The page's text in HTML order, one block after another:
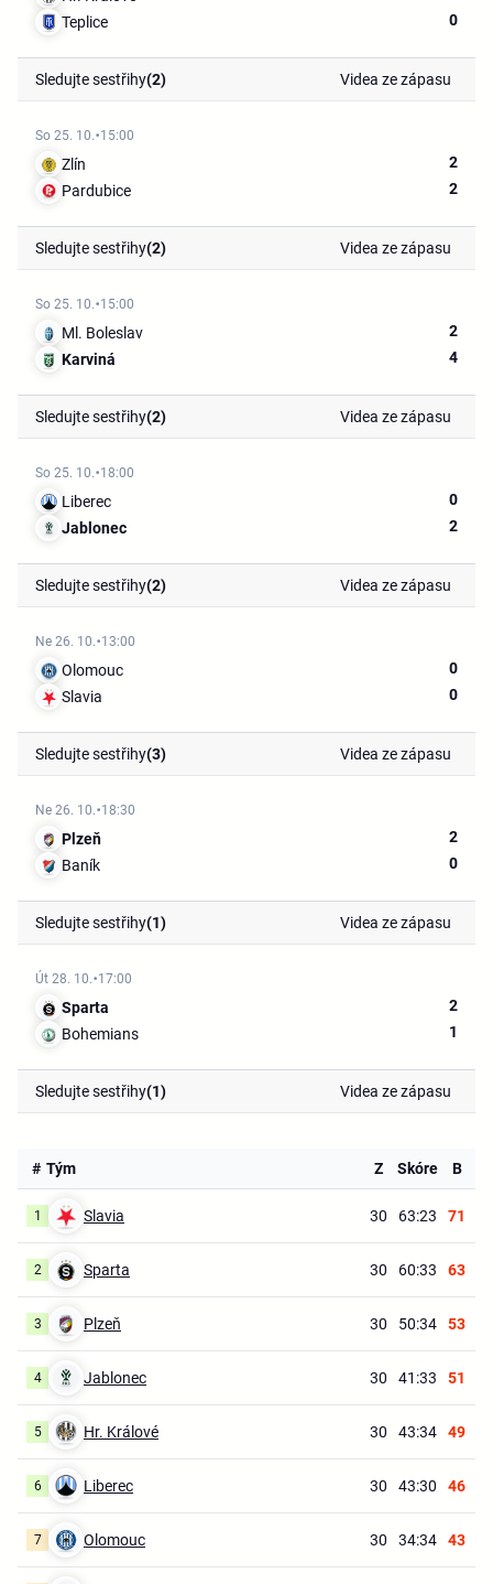
Teplice
0
Sledujte sestřihy(2) Videa ze zápasu
So 25. 10. 15:00
Zlín
2
Pardubice
2
Sledujte sestřihy(2) Videa ze zápasu
So 25. 10. 15:00
Ml. Boleslav
2
Karviná
4
Sledujte sestřihy(2) Videa ze zápasu
So 25. 10. 18:00
Liberec
0
Jablonec
2
Sledujte sestřihy(2) Videa ze zápasu
Ne 26. 10. 13:00
Olomouc
0
Slavia
0
Sledujte sestřihy(3) Videa ze zápasu
Ne 26. 10. 18:30
Plzeň
2
Baník
0
Sledujte sestřihy(1) Videa ze zápasu
Út 28. 10. 17:00
Sparta
2
Bohemians
1
Sledujte sestřihy(1) Videa ze zápasu
# Tým Z Skóre B
1 Slavia 30 63:23 71
2 Sparta 30 60:33 63
3 Plzeň 30 50:34 53
4 Jablonec 30 41:33 51
5 Hr. Králové 30 43:34 49
6 Liberec 30 43:30 46
7 Olomouc 30 34:34 43